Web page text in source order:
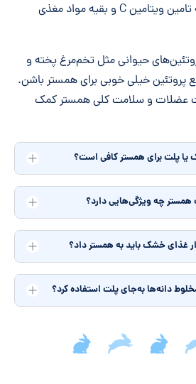
داده بشن. این میوه‌ها به تامین ویتامین C و بقیه مواد مغذی
حیوانی مثل تخم‌مرغ پخته و
خیلی خوبی برای همستر باشن.
عضلات و سلامت کلی همستر کمک
یا پلت برای همستر کافی است؟
همستر چه ویژگی‌هایی دارد؟
غذای خشک باید به همستر داد؟
دانه‌ها به‌جای پلت استفاده کرد؟